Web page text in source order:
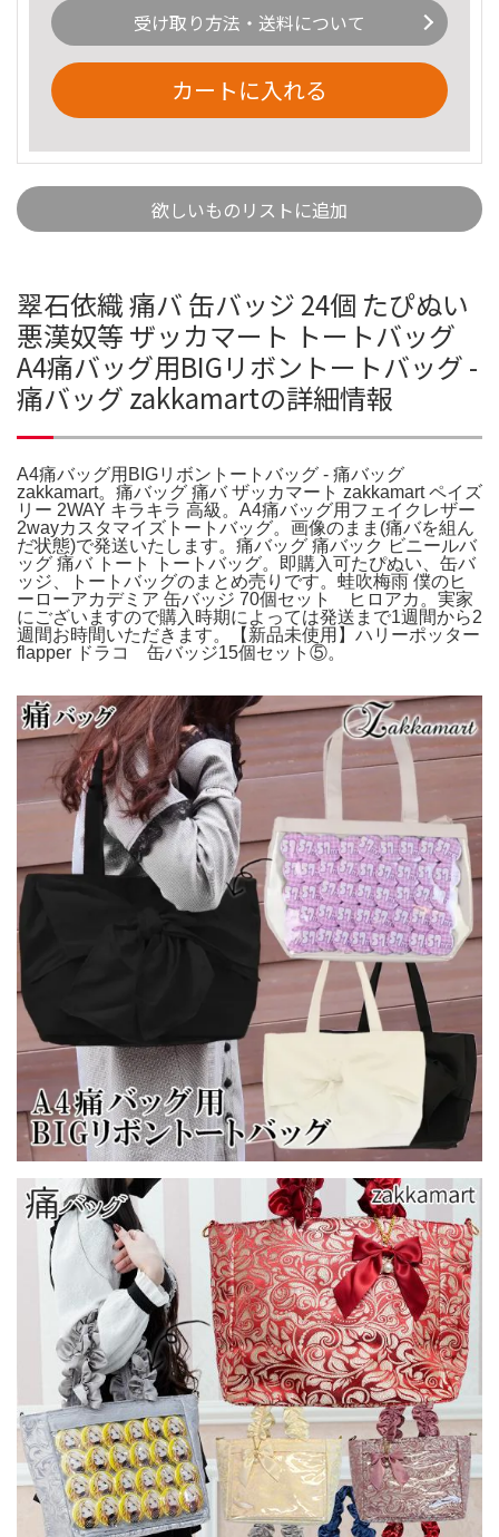
受け取り方法・送料について
カートに入れる
欲しいものリストに追加
翠石依織 痛バ 缶バッジ 24個 たぴぬい
悪漢奴等 ザッカマート トートバッグ
A4痛バッグ用BIGリボントートバッグ -
痛バッグ zakkamartの詳細情報
A4痛バッグ用BIGリボントートバッグ - 痛バッグ
zakkamart。痛バッグ 痛バ ザッカマート zakkamart ペイズ
リー 2WAY キラキラ 高級。A4痛バッグ用フェイクレザー
2wayカスタマイズトートバッグ。画像のまま(痛バを組ん
だ状態)で発送いたします。痛バッグ 痛バック ビニールバ
ッグ 痛バ トート トートバッグ。即購入可たぴぬい、缶バ
ッジ、トートバッグのまとめ売りです。蛙吹梅雨 僕のヒ
ーローアカデミア 缶バッジ 70個セット ヒロアカ。実家
にございますので購入時期によっては発送まで1週間から2
週間お時間いただきます。【新品未使用】ハリーポッター
flapper ドラコ 缶バッジ15個セット⑤。